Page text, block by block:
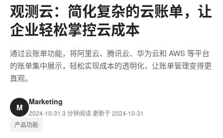
观测云：简化复杂的云账单，让
企业轻松掌控云成本
通过云账单功能，将阿里云、腾讯云、华为云和 AWS 等平台
的账单集中展示，轻松实现成本的透明化，让账单管理变得更
直观。
M
Marketing
2024-10-31 ·3 分钟阅读·更新于 2024-10-31
产品功能